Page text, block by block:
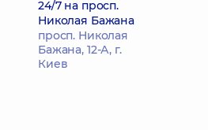
24/7 на просп.
Николая Бажана
просп. Николая
Бажана, 12-А, г.
Киев